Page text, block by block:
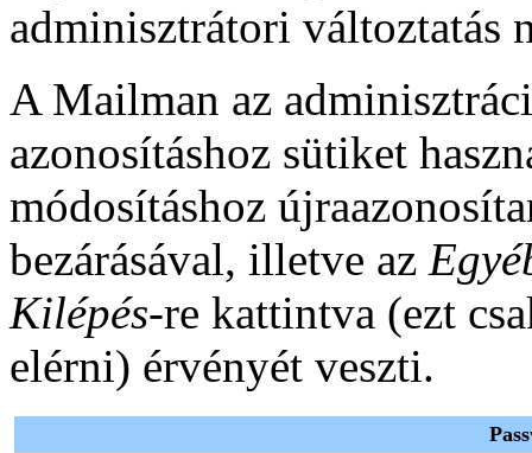
adminisztrátori változtatás
A Mailman az
azonosításhoz sütiket
módosításhoz
bezárásával, illetve az
Kilépés-re kattintva (ezt
elérni) érvényét veszti.